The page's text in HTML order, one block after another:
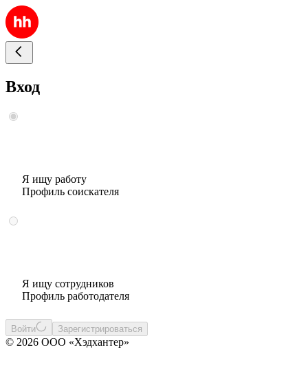
Вход
Я ищу работу
Профиль соискателя
Я ищу сотрудников
Профиль работодателя
Войти Зарегистрироваться
© 2026 ООО «Хэдхантер»